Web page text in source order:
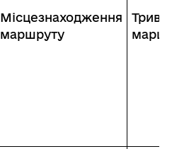
Місцезнаходження
маршруту